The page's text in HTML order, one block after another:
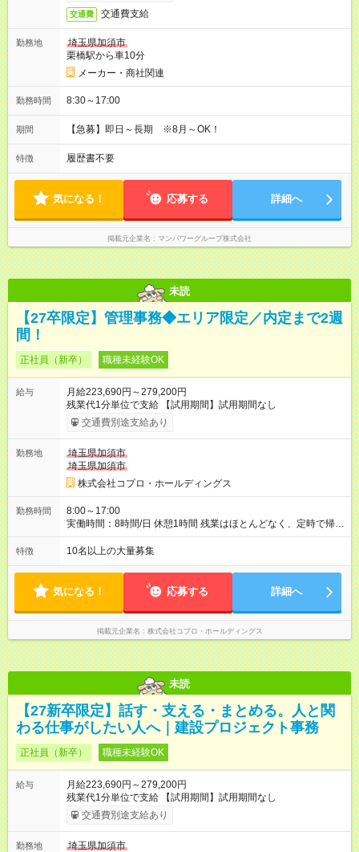
交通費 交通費支給
勤務地
埼玉県加須市
栗橋駅から車10分
メーカー・商社関連
勤務時間 8:30～17:00
期間 【急募】即日～長期 ※8月～OK！
特徴 履歴書不要
気になる！ 応募する 詳細へ
掲載元企業名 マンパワーグループ株式会社
未読
【27卒限定】管理事務◆エリア限定／内定まで2週
間！
正社員（新卒） 職種未経験OK
給与
月給223,690円～279,200円
残業代1分単位で支給 【試用期間】試用期間なし
交通費別途支給あり
勤務地
埼玉県加須市
埼玉県加須市
株式会社コプロ・ホールディングス
勤務時間
8:00～17:00
実働時間：8時間/日 休憩1時間 残業はほとんどなく、定時で帰れ
る日が多い働き方です。 毎日の業務は進捗管理や事務が中心な
ので、 「今日やるべき仕事」が終われば、自然と区切りをつけ
方を大切にしています。
特徴 10名以上の大量募集
気になる！ 応募する 詳細へ
掲載元企業名 株式会社コプロ・ホールディングス
未読
【27新卒限定】話す・支える・まとめる。人と関
わる仕事がしたい人へ｜建設プロジェクト事務
正社員（新卒） 職種未経験OK
給与
月給223,690円～279,200円
残業代1分単位で支給 【試用期間】試用期間なし
交通費別途支給あり
勤務地
埼玉県加須市